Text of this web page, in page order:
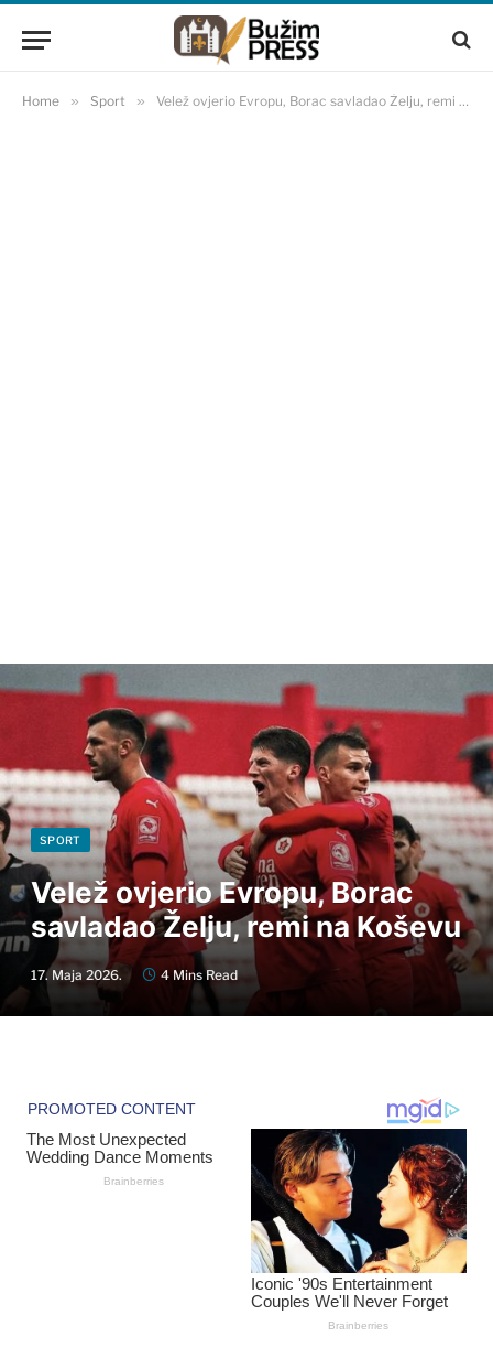
Home » Sport » Velež ovjerio Evropu, Borac savladao Želju, remi na Koševu
SPORT
Velež ovjerio Evropu, Borac
savladao Želju, remi na Koševu
17. Maja 2026. 4 Mins Read